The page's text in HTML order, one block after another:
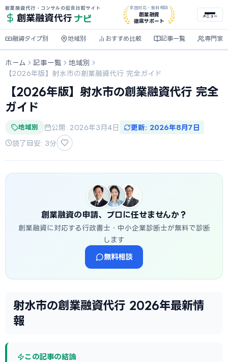
創業融資代行・コンサルの総合比較サイト
創業融資代行 ナビ
全国対応・無料相談
創業融資
徹底サポート
メニュー
融資タイプ別 地域別 おすすめ比較 記事一覧 専門家
ホーム 記事一覧
地域別
【2026年版】射水市の創業融資代行 完全ガイド
【2026年版】射水市の創業融資代行 完全
ガイド
地域別 公開: 2026年3月4日 更新: 2026年8月7日
読了目安: 3分
創業融資の申請、プロに任せませんか？
創業融資に対応する行政書士・中小企業診断士が無料で診断
します
無料相談
射水市の創業融資代行 2026年最新情
報
この記事の結論